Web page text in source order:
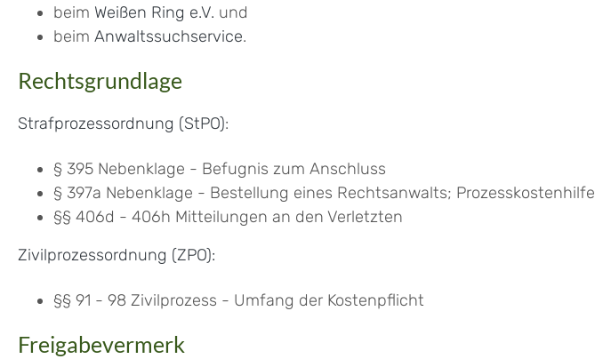
beim Weißen Ring e.V. und
beim Anwaltssuchservice.
Rechtsgrundlage
Strafprozessordnung (StPO):
§ 395 Nebenklage - Befugnis zum Anschluss
§ 397a Nebenklage - Bestellung eines Rechtsanwalts; Prozesskostenhilfe
§§ 406d - 406h Mitteilungen an den Verletzten
Zivilprozessordnung (ZPO):
§§ 91 - 98 Zivilprozess - Umfang der Kostenpflicht
Freigabevermerk